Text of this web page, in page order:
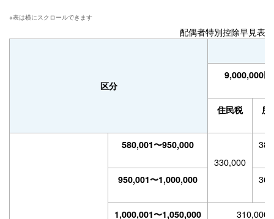
配偶者特別控除早見表(
区分
9,000,000以
住民税 所
580,001〜950,000
330,000
950,001〜1,000,000
1,000,001〜1,050,000 310,000